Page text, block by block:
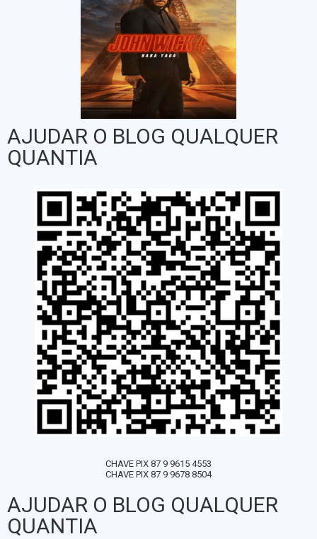
AJUDAR O BLOG QUALQUER
QUANTIA
CHAVE PIX 87 9 9615 4553
CHAVE PIX 87 9 9678 8504
AJUDAR O BLOG QUALQUER
QUANTIA